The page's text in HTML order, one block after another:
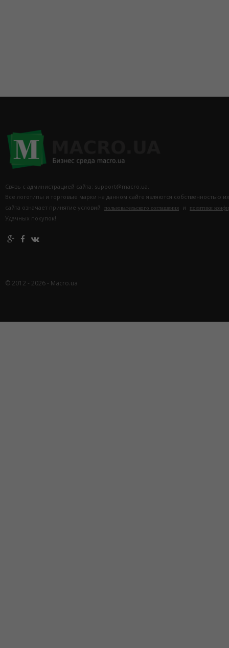
Связь с администрацией сайта: support@macro.ua.
Все логотипы и торговые марки на данном сайте являются собственностью
сайта означает принятие условий
пользовательского соглашения и политики
Удачных покупок!
© 2012 - 2026 - Macro.ua